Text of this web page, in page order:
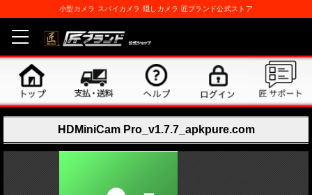
小型カメラ スパイカメラ 隠しカメラ 匠ブランド公式ストア
HDMiniCam Pro_v1.7.7_apkpure.com